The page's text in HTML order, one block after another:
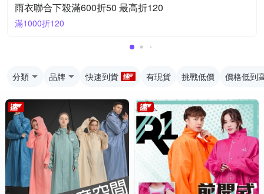
雨衣聯合下殺滿600折50 最高折120
滿1000折120
分類 品牌 快速到貨 有現貨 挑戰低價 價格低到